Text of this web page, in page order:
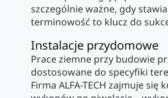
szczególnie ważne, gdy
terminowość to klucz do
Instalacje przydomowe
Prace ziemne przy budowie
dostosowane do specyfiki
Firma ALFA-TECH zajmuje